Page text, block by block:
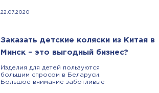
22.07.2020
Заказать детские коляски из Китая в
Минск – это выгодный бизнес?
Изделия для детей пользуются
большим спросом в Беларуси.
Большое внимание заботливые